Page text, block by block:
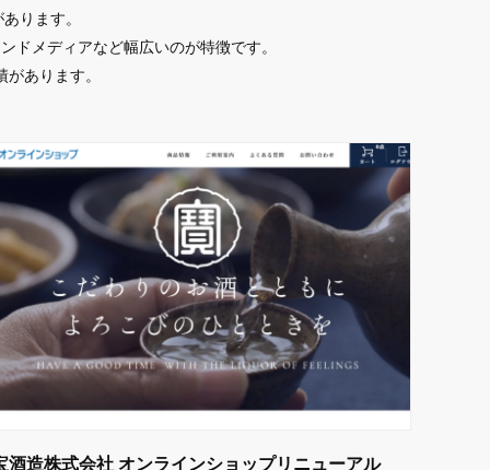
ります。
ドメディアなど幅広いのが特徴です。
あります。
酒造株式会社 オンラインショップリニューアル